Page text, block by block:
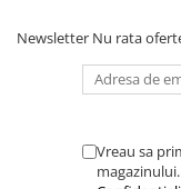
Newsletter Nu rata
Vreau sa